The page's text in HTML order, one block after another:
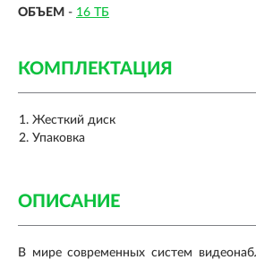
ОБЪЕМ - 16 ТБ
КОМПЛЕКТАЦИЯ
Жесткий диск
Упаковка
ОПИСАНИЕ
В мире современных систем